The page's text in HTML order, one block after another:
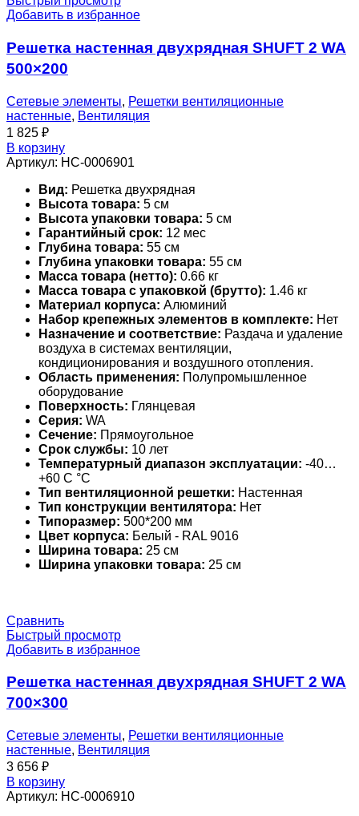
Добавить в избранное
Решетка настенная двухрядная SHUFT 2 WA
500×200
Сетевые элементы, Решетки вентиляционные
настенные, Вентиляция
1 825 ₽
В корзину
Артикул: НС-0006901
Вид: Решетка двухрядная
Высота товара: 5 см
Высота упаковки товара: 5 см
Гарантийный срок: 12 мес
Глубина товара: 55 см
Глубина упаковки товара: 55 см
Масса товара (нетто): 0.66 кг
Масса товара с упаковкой (брутто): 1.46 кг
Материал корпуса: Алюминий
Набор крепежных элементов в комплекте: Нет
Назначение и соответствие: Раздача и удаление
воздуха в системах вентиляции,
кондиционирования и воздушного отопления.
Область применения: Полупромышленное
оборудование
Поверхность: Глянцевая
Серия: WA
Сечение: Прямоугольное
Срок службы: 10 лет
Температурный диапазон эксплуатации: -40…
+60 С °С
Тип вентиляционной решетки: Настенная
Тип конструкции вентилятора: Нет
Типоразмер: 500*200 мм
Цвет корпуса: Белый - RAL 9016
Ширина товара: 25 см
Ширина упаковки товара: 25 см
Сравнить
Быстрый просмотр
Добавить в избранное
Решетка настенная двухрядная SHUFT 2 WA
700×300
Сетевые элементы, Решетки вентиляционные
настенные, Вентиляция
3 656 ₽
В корзину
Артикул: НС-0006910